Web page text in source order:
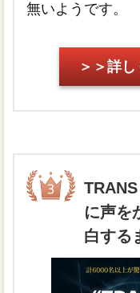
無いようです。
＞＞詳
に声を
白する